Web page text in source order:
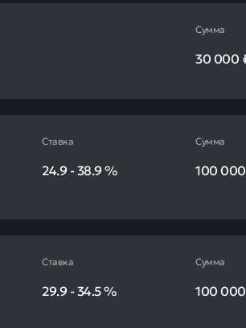
Сумма
30 000
Ставка
24.9-38.9%
Сумма
100
Ставка
29.9-34.5%
Сумма
100